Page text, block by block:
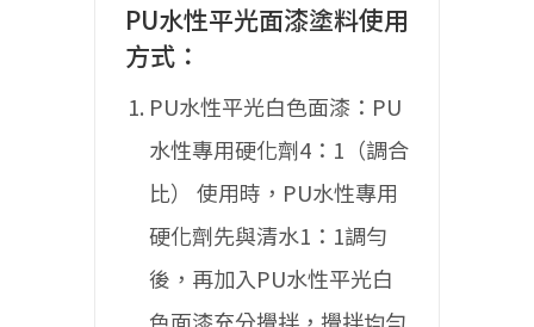
PU水性平光面漆塗料使用
方式：
PU水性平光白色面漆：PU
水性專用硬化劑4：1（調合
比）
使用時，PU水性專用
硬化劑先與清水1：1調勻
後，再加入PU水性平光白